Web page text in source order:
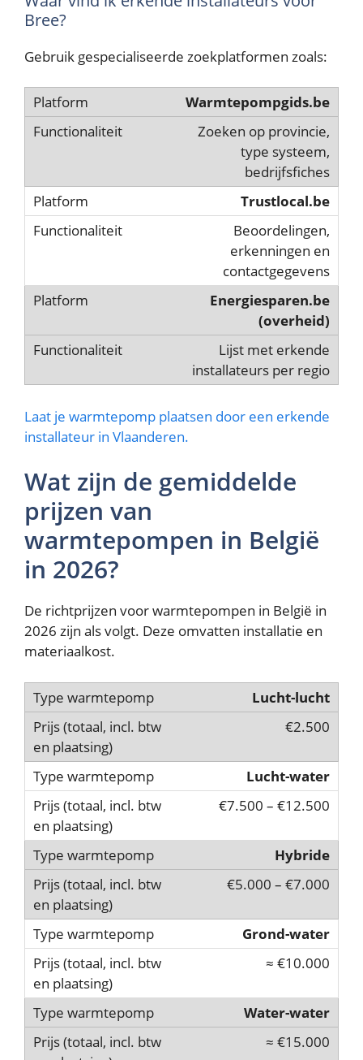
Bree?
Gebruik gespecialiseerde zoekplatformen zoals:
Warmtepompgids.be
Zoeken op provincie,
type systeem,
bedrijfsfiches
Trustlocal.be
Beoordelingen,
erkenningen en
contactgegevens
Energiesparen.be
(overheid)
Lijst met erkende
installateurs per regio
Laat je warmtepomp plaatsen door een erkende
installateur in Vlaanderen.
Wat zijn de gemiddelde
prijzen van
warmtepompen in België
in 2026?
De richtprijzen voor warmtepompen in België in
2026 zijn als volgt. Deze omvatten installatie en
materiaalkost.
Lucht-lucht
€2.500
Lucht-water
€7.500 – €12.500
Hybride
€5.000 – €7.000
Grond-water
≈ €10.000
Water-water
≈ €15.000